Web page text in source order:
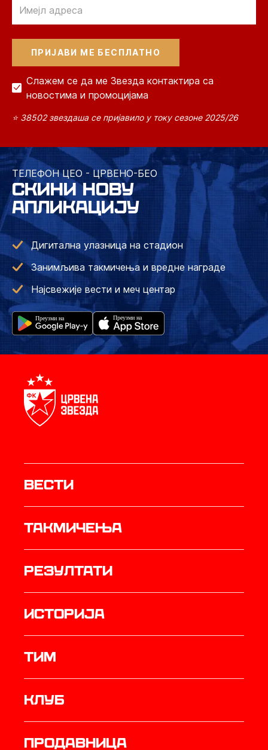
Слажем се да ме Звезда контактира са
новостима и промоцијама
⭐ 38502 звездаша се пријавило у току сезоне 2025/26
ТЕЛЕФОН ЦЕО - ЦРВЕНО-БЕО
СКИНИ НОВУ
АПЛИКАЦИЈУ
Дигитална улазница на стадион
Занимљива такмичења и вредне награде
Најсвежије вести и меч центар
Вести
Такмичења
резултати
историја
ТИМ
Клуб
продавница